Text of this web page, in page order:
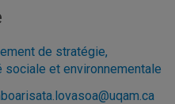
de stratégie,
et environnementale